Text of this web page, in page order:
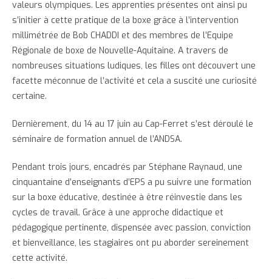
valeurs olympiques. Les apprenties présentes ont ainsi pu
s’initier à cette pratique de la boxe grâce à l’intervention
millimétrée de Bob CHADDI et des membres de l’Equipe
Régionale de boxe de Nouvelle-Aquitaine. A travers de
nombreuses situations ludiques, les filles ont découvert une
facette méconnue de l’activité et cela a suscité une curiosité
certaine.
Dernièrement, du 14 au 17 juin au Cap-Ferret s’est déroulé le
séminaire de formation annuel de l’ANDSA.
Pendant trois jours, encadrés par Stéphane Raynaud, une
cinquantaine d’enseignants d’EPS a pu suivre une formation
sur la boxe éducative, destinée à être réinvestie dans les
cycles de travail. Grâce à une approche didactique et
pédagogique pertinente, dispensée avec passion, conviction
et bienveillance, les stagiaires ont pu aborder sereinement
cette activité.